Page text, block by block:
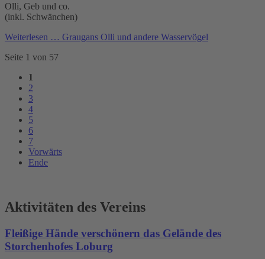
Olli, Geb und co.
(inkl. Schwänchen)
Weiterlesen … Graugans Olli und andere Wasservögel
Seite 1 von 57
1
2
3
4
5
6
7
Vorwärts
Ende
Aktivitäten des Vereins
Fleißige Hände verschönern das Gelände des
Storchenhofes Loburg